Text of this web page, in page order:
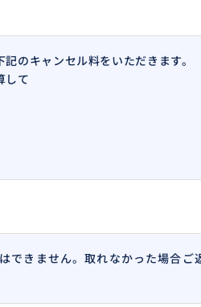
のキャンセル料をいただきます。
して
できません。取れなかった場合ご